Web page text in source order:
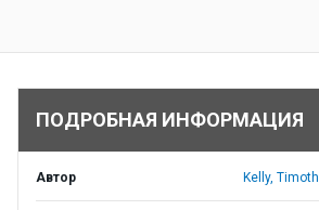
ПОДРОБНАЯ ИНФОРМАЦИЯ
Автор Kelly,